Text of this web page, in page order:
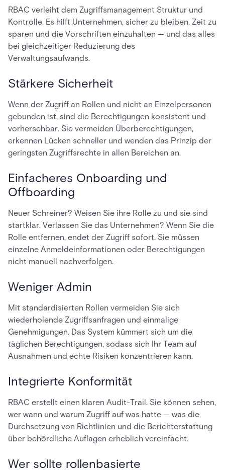
RBAC verleiht dem Zugriffsmanagement Struktur und
Kontrolle. Es hilft Unternehmen, sicher zu bleiben, Zeit zu
sparen und die Vorschriften einzuhalten — und das alles
bei gleichzeitiger Reduzierung des
Verwaltungsaufwands.
Stärkere Sicherheit
Wenn der Zugriff an Rollen und nicht an Einzelpersonen
gebunden ist, sind die Berechtigungen konsistent und
vorhersehbar. Sie vermeiden Überberechtigungen,
erkennen Lücken schneller und wenden das Prinzip der
geringsten Zugriffsrechte in allen Bereichen an.
Einfacheres Onboarding und
Offboarding
Neuer Schreiner? Weisen Sie ihre Rolle zu und sie sind
startklar. Verlassen Sie das Unternehmen? Wenn Sie die
Rolle entfernen, endet der Zugriff sofort. Sie müssen
einzelne Anmeldeinformationen oder Berechtigungen
nicht manuell nachverfolgen.
Weniger Admin
Mit standardisierten Rollen vermeiden Sie sich
wiederholende Zugriffsanfragen und einmalige
Genehmigungen. Das System kümmert sich um die
täglichen Berechtigungen, sodass sich Ihr Team auf
Ausnahmen und echte Risiken konzentrieren kann.
Integrierte Konformität
RBAC erstellt einen klaren Audit-Trail. Sie können sehen,
wer wann und warum Zugriff auf was hatte — was die
Durchsetzung von Richtlinien und die Berichterstattung
über behördliche Auflagen erheblich vereinfacht.
Wer sollte rollenbasierte